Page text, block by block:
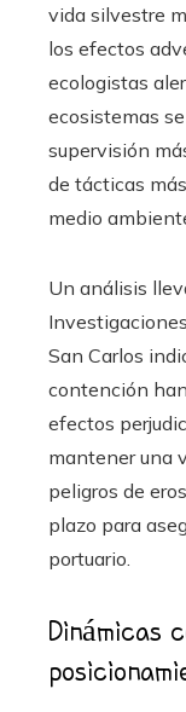
vida silvestre
los efectos
ecologistas
ecosistemas
supervisión
de tácticas
medio
Un análisis
San Carlos
contención
efectos
mantener una
peligros de
plazo para
portuario.
Dinámicas